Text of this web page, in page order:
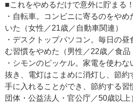
■これをやめるだけで意外に貯まる！
・自転車。コンビニに寄るのをや
いた（女性／21歳／自動車関連）
・デスクトップパソコン。毎日の
む習慣をやめた（男性／22歳／食品
・シモンのピッケル。家電を使わ
抜き、電灯はこまめに消灯し、節約
手に入れることができ、節約する習
団体・公益法人・官公庁／50歳以上